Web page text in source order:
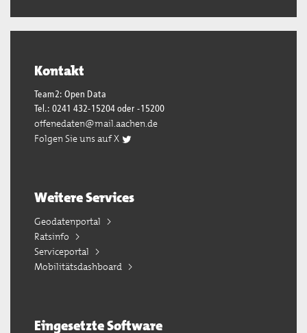
Kontakt
Team2: Open Data
Tel.: 0241 432-15204 oder -15200
offenedaten@mail.aachen.de
Folgen Sie uns auf X
Weitere Services
Geodatenportal
Ratsinfo
Serviceportal
Mobilitätsdashboard
Eingesetzte Software